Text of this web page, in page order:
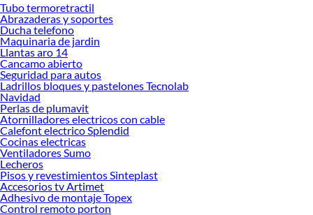
Desde remodelaciones hasta proyectos de decoración, estamos aquí para hacer
tus ideas realidad. ¡Visítanos y encuentra todo lo que tenemos para ofrecerte en
Chapas de Puertas y Cerraduras!
Explora la variedad de productos de Chapas de Puertas y Cerraduras en
Sodimac
Herramientas, materiales y accesorios de calidad para tus proyectos y
renovación de espacios. ¡Visítanos y descubre todo lo que tenemos para
ofrecerte!
Encuentra una amplia variedad de productos de Chapas de Puertas y
Cerraduras en Sodimac. Encuentra todo lo necesario para tus proyectos de
renovación y decoración. ¡Visítanos y haz tus ideas realidad!
Tubo termoretractil
Abrazaderas y soportes
Ducha telefono
Maquinaria de jardin
Llantas aro 14
Cancamo abierto
Seguridad para autos
Ladrillos bloques y pastelones Tecnolab
Navidad
Perlas de plumavit
Atornilladores electricos con cable
Calefont electrico Splendid
Cocinas electricas
Ventiladores Sumo
Lecheros
Pisos y revestimientos Sinteplast
Accesorios tv Artimet
Adhesivo de montaje Topex
Control remoto porton